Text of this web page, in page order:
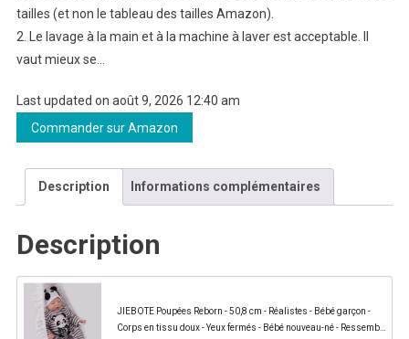
tailles (et non le tableau des tailles Amazon).
2. Le lavage à la main et à la machine à laver est acceptable. Il
vaut mieux se…
Last updated on août 9, 2026 12:40 am
Commander sur Amazon
Description Informations complémentaires
Description
JIEBOTE Poupées Reborn - 50,8 cm - Réalistes - Bébé garçon -
Corps en tissu doux - Yeux fermés - Bébé nouveau-né - Ressemble